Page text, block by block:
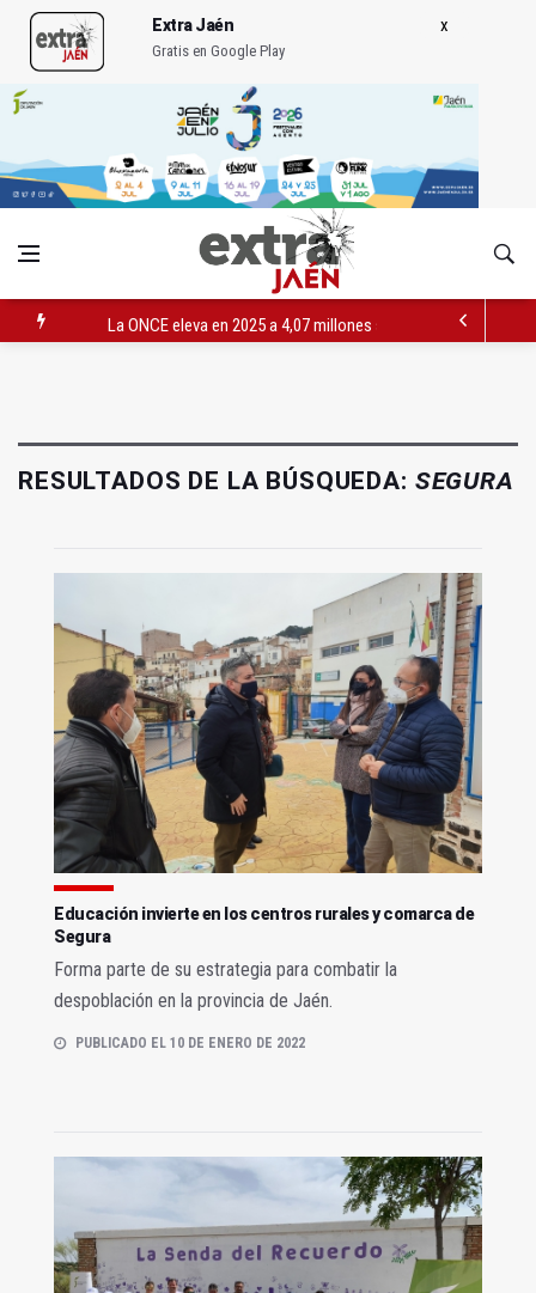
Extra Jaén
Gratis en Google Play
La ONCE eleva en 2025 a 4,07 millones su inversión social en
RESULTADOS DE LA BÚSQUEDA: SEGURA
Educación invierte en los centros rurales y comarca de
Segura
Forma parte de su estrategia para combatir la
despoblación en la provincia de Jaén.
PUBLICADO EL 10 DE ENERO DE 2022